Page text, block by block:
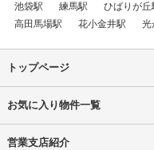
池袋駅
練馬駅 ひばりが丘
高田馬場駅
花小金井駅 光
トップページ
お気に入り物件一覧
営業支店紹介